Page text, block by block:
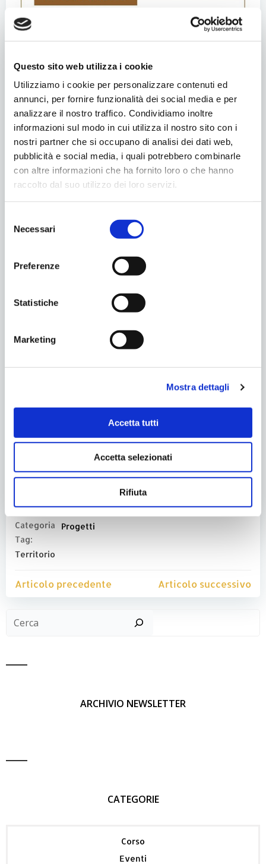
Questo sito web utilizza i cookie
Utilizziamo i cookie per personalizzare contenuti ed
annunci, per fornire funzionalità dei social media e per
analizzare il nostro traffico. Condividiamo inoltre
informazioni sul modo in cui utilizza il nostro sito con i
nostri partner che si occupano di analisi dei dati web,
pubblicità e social media, i quali potrebbero combinarle
con altre informazioni che ha fornito loro o che hanno
raccolto dal suo utilizzo dei loro servizi.
delNecessari
Preferenze
Statistiche
Marketing
Mostra dettagli
Accetta tutti
Accetta selezionati
Rifiuta
Condividi
Categoria
Progetti
Tag:
Territorio
Post
navigation
Articolo precedente
Post
navigation
Articolo successivo
ARCHIVIO NEWSLETTER
CATEGORIE
Corso
Eventi